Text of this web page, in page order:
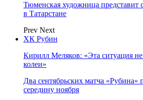
Тюменская художница представит
в Татарстане
Prev Next
ХК Рубин
Кирилл Меляков: «Эта ситуация
колеи»
Два сентябрьских матча «Рубина»
середину ноября